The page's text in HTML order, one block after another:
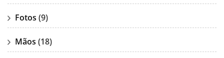
Fotos (9)
Mãos (18)